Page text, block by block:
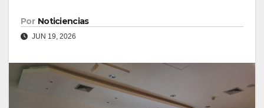
Por Noticiencias
JUN 19, 2026